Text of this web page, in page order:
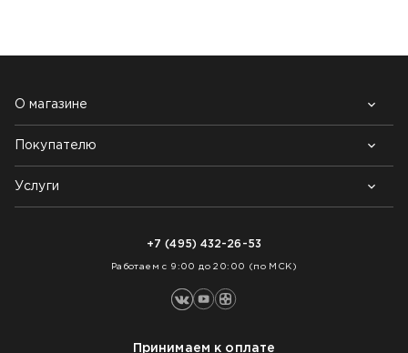
О магазине
Почему выбирают нас
Контакты
Блог
Покупателю
Возврат товара
Как заказать
Услуги
+7 (495) 432-26-53
Работаем с 9:00 до 20:00 (по МСК)
Принимаем к оплате